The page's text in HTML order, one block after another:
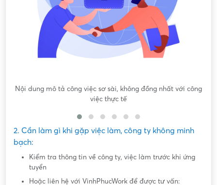
Nội dung mô tả công việc sơ sài, không đồng nhất với công
việc thực tế
2. Cần làm gì khi gặp việc làm, công ty không minh
bạch:
Kiểm tra thông tin về công ty, việc làm trước khi ứng
tuyển
Hoặc liên hệ với VinhPhucWork để được tư vấn: